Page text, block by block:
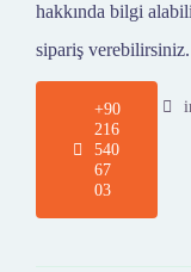
hakkında bilgi
sipariş verebilirsiniz.
+90
216
540
67
03